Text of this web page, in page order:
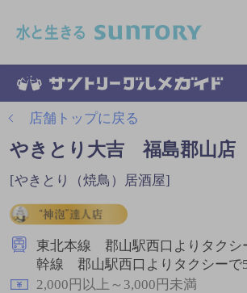
店舗トップに戻る
やきとり大吉 福島郡山店
[やきとり（焼鳥）居酒屋]
東北本線 郡山駅西口よりタクシ
幹線 郡山駅西口よりタクシーで
2,000円以上～3,000円未満